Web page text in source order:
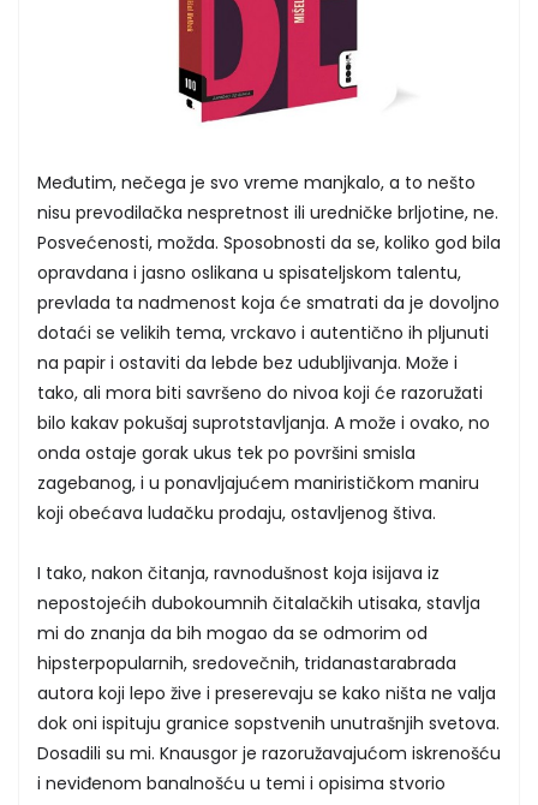
Međutim, nečega je svo vreme manjkalo, a to nešto
nisu prevodilačka nespretnost ili uredničke brljotine, ne.
Posvećenosti, možda. Sposobnosti da se, koliko god bila
opravdana i jasno oslikana u spisateljskom talentu,
prevlada ta nadmenost koja će smatrati da je dovoljno
dotaći se velikih tema, vrckavo i autentično ih pljunuti
na papir i ostaviti da lebde bez udubljivanja. Može i
tako, ali mora biti savršeno do nivoa koji će razoružati
bilo kakav pokušaj suprotstavljanja. A može i ovako, no
onda ostaje gorak ukus tek po površini smisla
zagebanog, i u ponavljajućem manirističkom maniru
koji obećava ludačku prodaju, ostavljenog štiva.
I tako, nakon čitanja, ravnodušnost koja isijava iz
nepostojećih dubokoumnih čitalačkih utisaka, stavlja
mi do znanja da bih mogao da se odmorim od
hipsterpopularnih, sredovečnih, tridanastarabrada
autora koji lepo žive i preserevaju se kako ništa ne valja
dok oni ispituju granice sopstvenih unutrašnjih svetova.
Dosadili su mi. Knausgor je razoružavajućom iskrenošću
i neviđenom banalnošću u temi i opisima stvorio